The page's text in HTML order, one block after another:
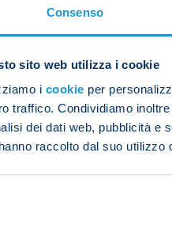
Consenso
sito web utilizza i cookie
i cookie per
traffico. Condividiamo
dei dati web, pubblicità e
raccolto dal suo utilizzo